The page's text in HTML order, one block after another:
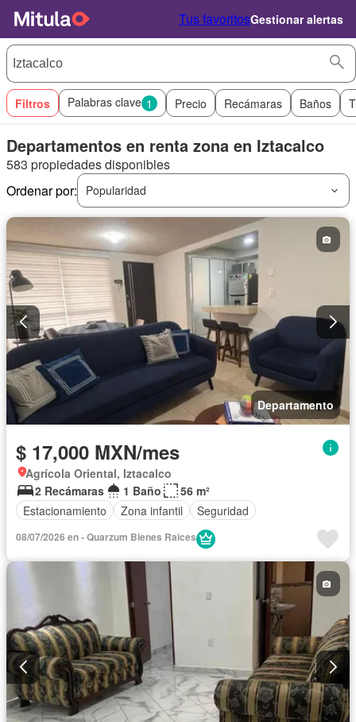
Tus favoritosGestionar alertas
Filtros Palabras clave 1 Precio Recámaras Baños
Departamentos en renta zona en Iztacalco
583 propiedades disponibles
Ordenar por:
Popularidad
Departamento
$ 17,000 MXN/mes
Agrícola Oriental, Iztacalco
2 Recámaras
1 Baño
56 m²
Estacionamiento
Zona infantil Seguridad
08/07/2026 en - Quarzum Bienes Raices